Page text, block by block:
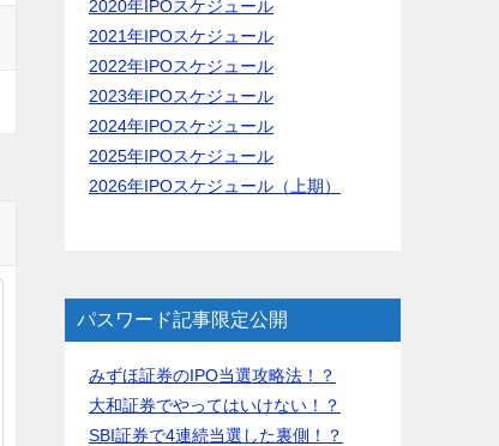
2020年IPOスケジュール
2021年IPOスケジュール
2022年IPOスケジュール
2023年IPOスケジュール
2024年IPOスケジュール
2025年IPOスケジュール
2026年IPOスケジュール（上期）
パスワード記事限定公開
みずほ証券のIPO当選攻略法！？
大和証券でやってはいけない！？
SBI証券で4連続当選した裏側！？